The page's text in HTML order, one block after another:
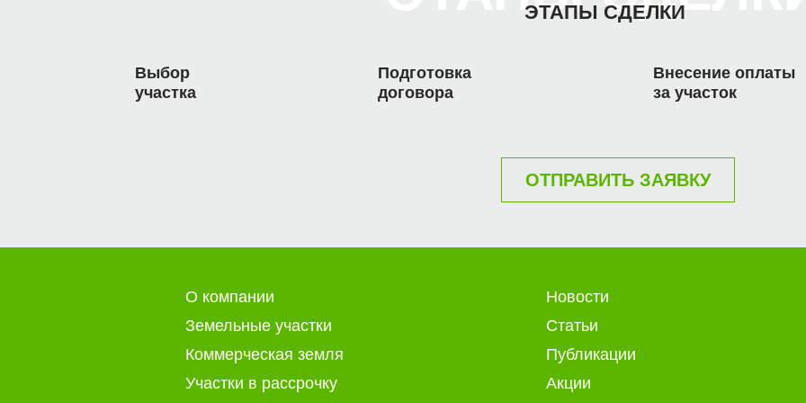
ЭТАПЫ СДЕЛКИ
Выбор
участка
Подготовка
договора
Внесение оплаты
за участок
ОТПРАВИТЬ ЗАЯВКУ
О компании
Земельные участки
Коммерческая земля
Участки в рассрочку
Новости
Статьи
Публикации
Акции